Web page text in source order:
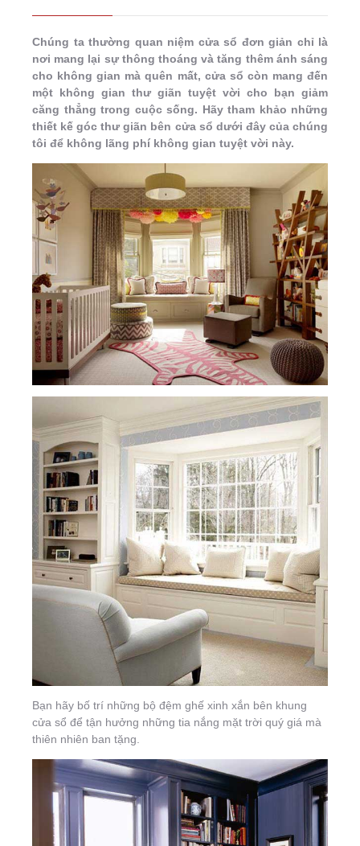
Chúng ta thường quan niệm cửa sổ đơn giản chỉ là
nơi mang lại sự thông thoáng và tăng thêm ánh sáng
cho không gian mà quên mất, cửa sổ còn mang đến
một không gian thư giãn tuyệt vời cho bạn giảm
căng thẳng trong cuộc sống. Hãy tham khảo những
thiết kế góc thư giãn bên cửa sổ dưới đây của chúng
tôi để không lãng phí không gian tuyệt vời này.
Bạn hãy bố trí những bộ đệm ghế xinh xắn bên khung
cửa sổ để tận hưởng những tia nắng mặt trời quý giá mà
thiên nhiên ban tặng.